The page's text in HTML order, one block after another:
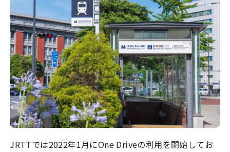
JRTTでは2022年1月にOne Driveの利用を開始してお